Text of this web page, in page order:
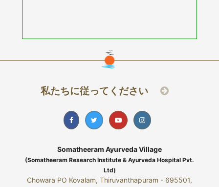
私たちに従ってください
Somatheeram Ayurveda Village
(Somatheeram Research Institute & Ayurveda Hospital Pvt.
Ltd)
Chowara PO Kovalam, Thiruvanthapuram - 695501,